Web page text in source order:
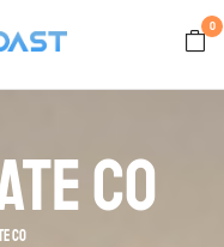
0
Co
Co